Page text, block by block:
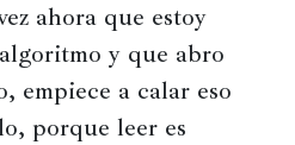
ahora que estoy
y que abro
empiece a calar eso
porque leer es